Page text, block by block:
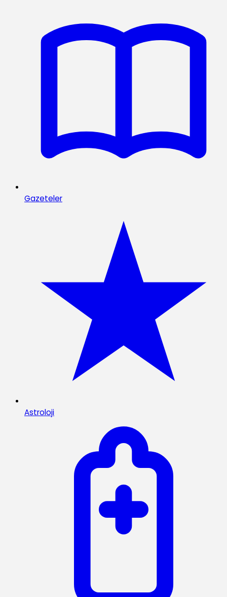
Gazeteler
Astroloji